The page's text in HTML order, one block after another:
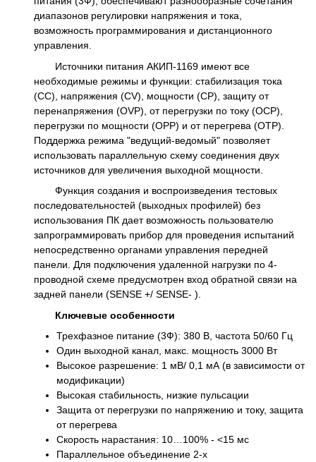
диапазонов регулировки напряжения и тока,
возможность программирования и дистанционного
управления.
Источники питания АКИП-1169 имеют все
необходимые режимы и функции: стабилизация тока
(СС), напряжения (CV), мощности (CP), защиту от
перенапряжения (OVP), от перегрузки по току (OCP),
перегрузки по мощности (OPP) и от перегрева (OTP).
Поддержка режима "ведущий-ведомый" позволяет
использовать параллельную схему соединения двух
источников для увеличения выходной мощности.
Функция создания и воспроизведения тестовых
последовательностей (выходных профилей) без
использования ПК дает возможность пользователю
запрограммировать прибор для проведения испытаний
непосредственно органами управления передней
панели. Для подключения удаленной нагрузки по 4-
проводной схеме предусмотрен вход обратной связи на
задней панели (SENSE +/ SENSE- ).
Ключевые особенности
Трехфазное питание (3Ф): 380 В, частота 50/60 Гц
Один выходной канал, макс. мощность 3000 Вт
Высокое разрешение: 1 мВ/ 0,1 мА (в зависимости от
модификации)
Высокая стабильность, низкие пульсации
Защита от перегрузки по напряжению и току, защита
от перегрева
Скорость нарастания: 10…100% - ˂15 мс
Параллельное объединение 2-х